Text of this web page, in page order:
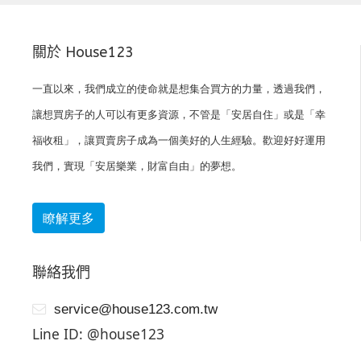
關於 House123
一直以來，我們成立的使命就是想集合買方的力量，透過我們，
讓想買房子的人可以有更多資源，不管是「安居自住」或是「幸
福收租」，讓買賣房子成為一個美好的人生經驗。歡迎好好運用
我們，實現「安居樂業，財富自由」的夢想。
瞭解更多
聯絡我們
service@house123.com.tw
Line ID: @house123